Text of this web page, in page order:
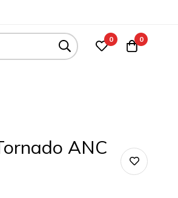
0 0
ANC